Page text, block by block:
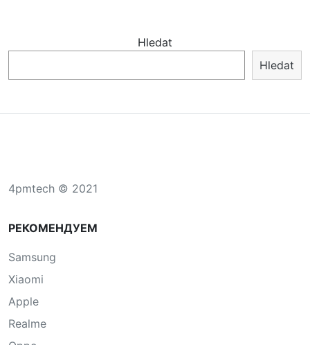
Hledat
Hledat
4pmtech © 2021
РЕКОМЕНДУЕМ
Samsung
Xiaomi
Apple
Realme